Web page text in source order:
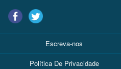
Escreva-nos
Política De Privacidade